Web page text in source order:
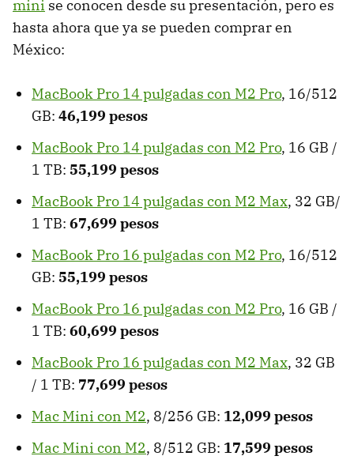
mini se conocen desde su presentación, pero es
hasta ahora que ya se pueden comprar en
México:
MacBook Pro 14 pulgadas con M2 Pro, 16/512
GB: 46,199 pesos
MacBook Pro 14 pulgadas con M2 Pro, 16 GB /
1 TB: 55,199 pesos
MacBook Pro 14 pulgadas con M2 Max, 32 GB/
1 TB: 67,699 pesos
MacBook Pro 16 pulgadas con M2 Pro, 16/512
GB: 55,199 pesos
MacBook Pro 16 pulgadas con M2 Pro, 16 GB /
1 TB: 60,699 pesos
MacBook Pro 16 pulgadas con M2 Max, 32 GB
/ 1 TB: 77,699 pesos
Mac Mini con M2, 8/256 GB: 12,099 pesos
Mac Mini con M2, 8/512 GB: 17,599 pesos